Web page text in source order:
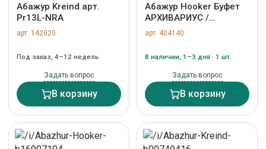
Абажур Kreind арт.
Pr13L-NRA
арт. 142020
Под заказ, 4–12 недель
Задать вопрос
В корзину
Абажур Hooker Буфет
АРХИВАРИУС /
ARCHIVIST арт. ZN-
404140
арт. 404140
В наличии, 1–3 дня · 1 шт.
Задать вопрос
В корзину